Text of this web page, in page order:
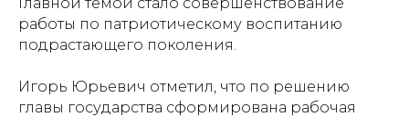
работы по патриотическому воспитанию
подрастающего поколения.
Игорь Юрьевич отметил, что по решению
главы государства сформирована рабочая